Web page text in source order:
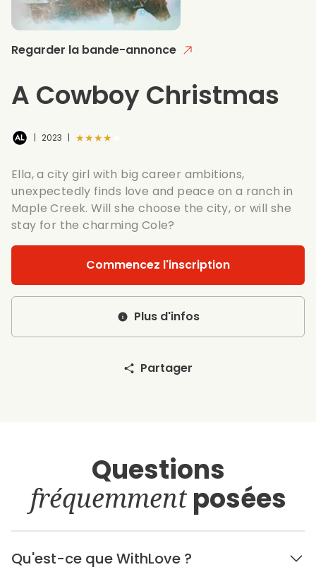
Regarder la bande-annonce
A Cowboy Christmas
| 2023 | ★★★★★
Ella, a city girl with big career ambitions,
unexpectedly finds love and peace on a ranch in
Maple Creek. Will she choose the city, or will she
stay for the charming Cole?
Commencez l'inscription
Plus d'infos
Partager
Questions
fréquemmentposées
Qu'est-ce que WithLove ?